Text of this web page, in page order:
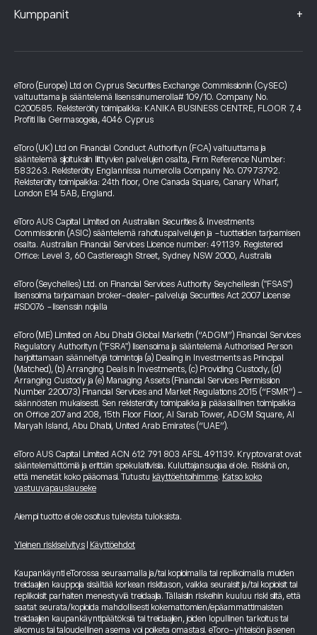
Kumppanit +
eToro (Europe) Ltd on Cyprus Securities Exchange Commissionin (CySEC)
valtuuttama ja sääntelemä lisenssinumerolla# 109/10. Company No.
C200585. Rekisteröity toimipaikka: KANIKA BUSINESS CENTRE, FLOOR 7, 4
Profiti Ilia Germasogeia, 4046 Cyprus
eToro (UK) Ltd on Financial Conduct Authorityn (FCA) valtuuttama ja
sääntelemä sijoituksiin liittyvien palvelujen osalta, Firm Reference Number:
583263. Rekisteröity Englannissa numerolla Company No. 07973792.
Rekisteröity toimipaikka: 24th floor, One Canada Square, Canary Wharf,
London E14 5AB, England.
eToro AUS Capital Limited on Australian Securities & Investments
Commissionin (ASIC) sääntelemä rahoituspalvelujen ja -tuotteiden tarjoamisen
osalta. Australian Financial Services Licence number: 491139. Registered
Office: Level 3, 60 Castlereagh Street, Sydney NSW 2000, Australia
eToro (Seychelles) Ltd. on Financial Services Authority Seychellesin ("FSAS")
lisensoima tarjoamaan broker-dealer-palveluja Securities Act 2007 License
#SD076 -lisenssin nojalla
eToro (ME) Limited on Abu Dhabi Global Marketin (“ADGM”) Financial Services
Regulatory Authorityn ("FSRA") lisensoima ja sääntelemä Authorised Person
harjoittamaan säänneltyjä toimintoja (a) Dealing in Investments as Principal
(Matched), (b) Arranging Deals in Investments, (c) Providing Custody, (d)
Arranging Custody ja (e) Managing Assets (Financial Services Permission
Number 220073) Financial Services and Market Regulations 2015 (“FSMR”) -
säännösten mukaisesti. Sen rekisteröity toimipaikka ja pääasiallinen toimipaikka
on Office 207 and 208, 15th Floor Floor, Al Sarab Tower, ADGM Square, Al
Maryah Island, Abu Dhabi, United Arab Emirates (“UAE”).
eToro AUS Capital Limited ACN 612 791 803 AFSL 491139. Kryptovarat ovat
sääntelemättömiä ja erittäin spekulatiivisia. Kuluttajansuojaa ei ole. Riskinä on,
että menetät koko pääomasi. Tutustu käyttöehtoihimme. Katso koko
vastuuvapauslauseke
Aiempi tuotto ei ole osoitus tulevista tuloksista.
Yleinen riskiselvitys Käyttöehdot
Kaupankäynti eTorossa seuraamalla ja/tai kopioimalla tai replikoimalla muiden
treidaajien kauppoja sisältää korkean riskitason, vaikka seuraisit ja/tai kopioisit tai
replikoisit parhaiten menestyviä treidaajia. Tällaisiin riskeihin kuuluu riski siitä, että
saatat seurata/kopioida mahdollisesti kokemattomien/epäammattimaisten
treidaajien kaupankäyntipäätöksiä tai treidaajien, joiden lopullinen tarkoitus tai
aikomus tai taloudellinen asema voi poiketa omastasi. eToro-yhteisön jäsenen